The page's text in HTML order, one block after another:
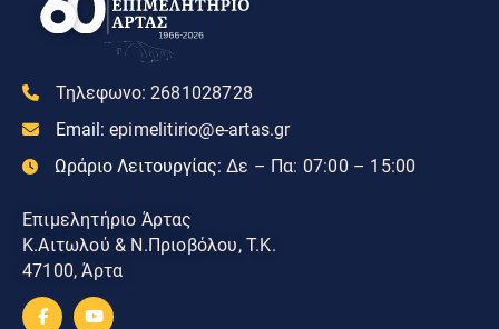
Τηλεφωνο: 2681028728
Email: epimelitirio@e-artas.gr
Ωράριο Λειτουργίας: Δε – Πα: 07:00 – 15:00
Επιμελητήριο Άρτας
Κ.Αιτωλού & Ν.Πριοβόλου, Τ.Κ.
47100, Άρτα